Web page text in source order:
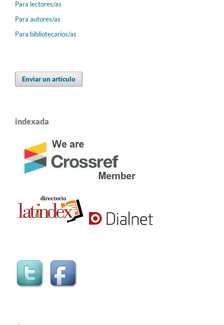
Para lectores/as
Para autores/as
Para bibliotecarios/as
Enviar un artículo
indexada